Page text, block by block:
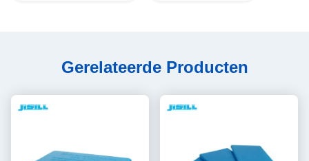
Gerelateerde Producten